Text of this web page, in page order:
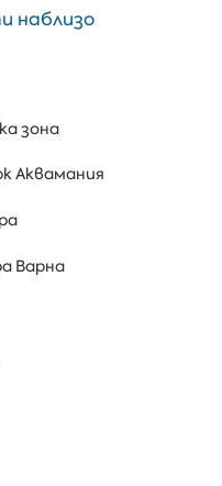
наблизо
зона
Аквамания
Варна